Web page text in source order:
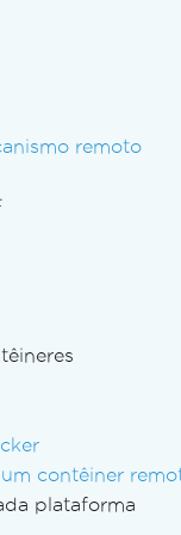
remoto
contêiner
plataforma